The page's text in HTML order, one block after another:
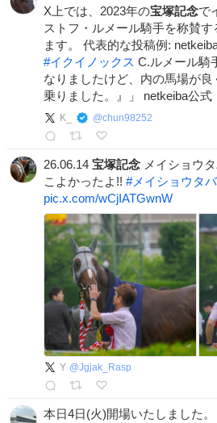
X上では、2023年の宝塚記念で
ストフ・ルメール騎手を称賛
ます。 代表的な投稿例:
#イクイノックス C.ルメール騎
なりましたけど、内の馬場が
乗りました。』」 netkeiba公式
K_ @chun98252
26.06.14 宝塚記念 メイショウ
こよかったよ!! #メイショウタ
pic.x.com/wCjIATGwnW
Y @Jgjak_Rasp
本日4日(火)開場いたしました